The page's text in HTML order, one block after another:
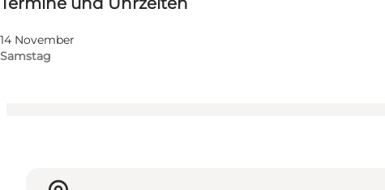
14 November
Samstag
Mir selbst, Mein Partner, Freunde, Kinder